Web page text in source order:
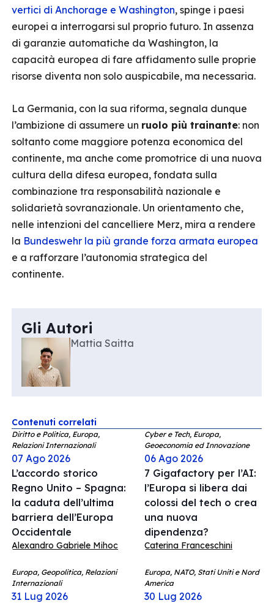
vertici di Anchorage e Washington, spinge i paesi
europei a interrogarsi sul proprio futuro. In assenza
di garanzie automatiche da Washington, la
capacità europea di fare affidamento sulle proprie
risorse diventa non solo auspicabile, ma necessaria.
La Germania, con la sua riforma, segnala dunque
l’ambizione di assumere un ruolo più trainante: non
soltanto come maggiore potenza economica del
continente, ma anche come promotrice di una nuova
cultura della difesa europea, fondata sulla
combinazione tra responsabilità nazionale e
solidarietà sovranazionale. Un orientamento che,
nelle intenzioni del cancelliere Merz, mira a rendere
la Bundeswehr la più grande forza armata europea
e a rafforzare l’autonomia strategica del
continente.
Gli Autori
Mattia Saitta
Contenuti correlati
Diritto e Politica, Europa,
Relazioni Internazionali
07 Ago 2026
L’accordo storico
Regno Unito – Spagna:
la caduta dell’ultima
barriera dell’Europa
Occidentale
Alexandro Gabriele Mihoc
Cyber e Tech, Europa,
Geoeconomia ed Innovazione
06 Ago 2026
7 Gigafactory per l’AI:
l’Europa si libera dai
colossi del tech o crea
una nuova
dipendenza?
Caterina Franceschini
Europa, Geopolitica, Relazioni
Internazionali
31 Lug 2026
Europa, NATO, Stati Uniti e Nord
America
30 Lug 2026